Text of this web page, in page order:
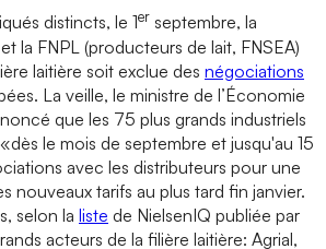
distincts, le 1er septembre, la
la FNPL (producteurs de lait, FNSEA)
laitière soit exclue des négociations
La veille, le ministre de l’Économie
que les 75 plus grands industriels
le mois de septembre et jusqu'au 15
avec les distributeurs pour une
nouveaux tarifs au plus tard fin janvier.
selon la liste de NielsenIQ publiée par
acteurs de la filière laitière: Agrial,